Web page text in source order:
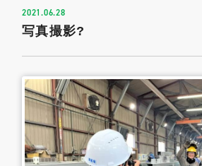
鐵人ひろば
2021.06.28
写真撮影?